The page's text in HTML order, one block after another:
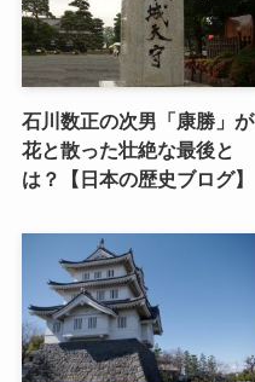
石川数正の次男「康勝」が
花と散った壮絶な最後と
は？【日本の歴史ブログ】